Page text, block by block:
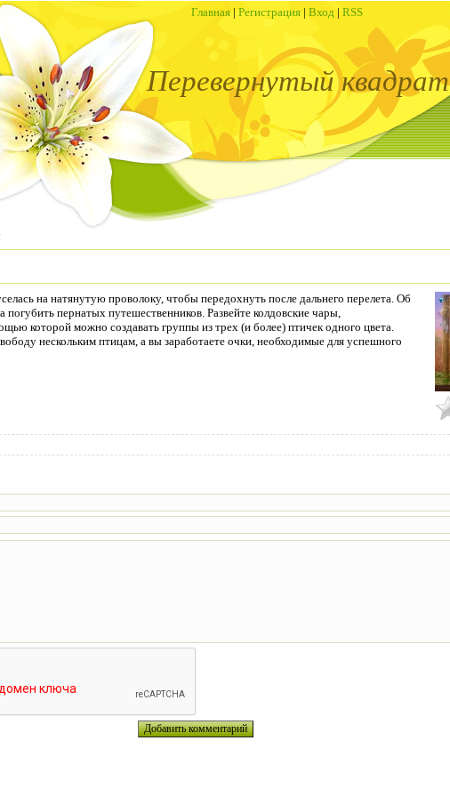
Главная | Регистрация | Вход | RSS
Перевернутый квадрат
на натянутую проволоку, чтобы передохнуть после дальнего перелета. Об
пернатых путешественников. Развейте колдовские чары,
которой можно создавать группы из трех (и более) птичек одного цвета.
нескольким птицам, а вы заработаете очки, необходимые для успешного